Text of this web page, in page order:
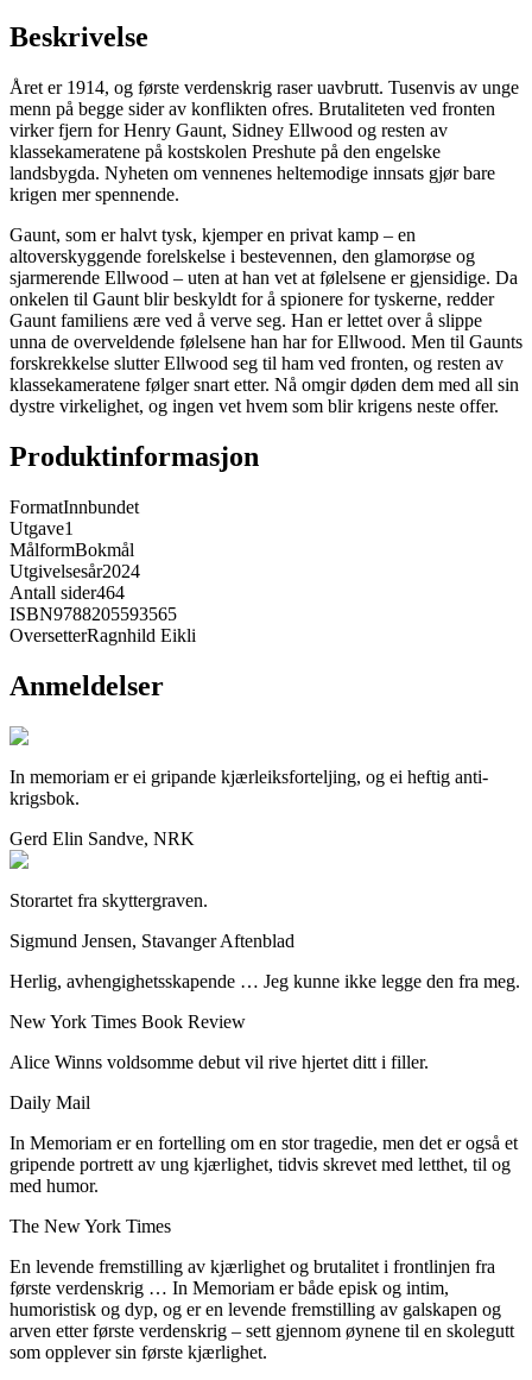
Beskrivelse
Året er 1914, og første verdenskrig raser uavbrutt. Tusenvis av unge
menn på begge sider av konflikten ofres. Brutaliteten ved fronten
virker fjern for Henry Gaunt, Sidney Ellwood og resten av
klassekameratene på kostskolen Preshute på den engelske
landsbygda. Nyheten om vennenes heltemodige innsats gjør bare
krigen mer spennende.
Gaunt, som er halvt tysk, kjemper en privat kamp – en
altoverskyggende forelskelse i bestevennen, den glamorøse og
sjarmerende Ellwood – uten at han vet at følelsene er gjensidige. Da
onkelen til Gaunt blir beskyldt for å spionere for tyskerne, redder
Gaunt familiens ære ved å verve seg. Han er lettet over å slippe
unna de overveldende følelsene han har for Ellwood. Men til Gaunts
forskrekkelse slutter Ellwood seg til ham ved fronten, og resten av
klassekameratene følger snart etter. Nå omgir døden dem med all sin
dystre virkelighet, og ingen vet hvem som blir krigens neste offer.
Produktinformasjon
FormatInnbundet
Utgave1
MålformBokmål
Utgivelsesår2024
Antall sider464
ISBN9788205593565
OversetterRagnhild Eikli
Anmeldelser
In memoriam er ei gripande kjærleiksforteljing, og ei heftig anti-
krigsbok.
Gerd Elin Sandve, NRK
Storartet fra skyttergraven.
Sigmund Jensen, Stavanger Aftenblad
Herlig, avhengighetsskapende … Jeg kunne ikke legge den fra meg.
New York Times Book Review
Alice Winns voldsomme debut vil rive hjertet ditt i filler.
Daily Mail
In Memoriam er en fortelling om en stor tragedie, men det er også et
gripende portrett av ung kjærlighet, tidvis skrevet med letthet, til og
med humor.
The New York Times
En levende fremstilling av kjærlighet og brutalitet i frontlinjen fra
første verdenskrig … In Memoriam er både episk og intim,
humoristisk og dyp, og er en levende fremstilling av galskapen og
arven etter første verdenskrig – sett gjennom øynene til en skolegutt
som opplever sin første kjærlighet.